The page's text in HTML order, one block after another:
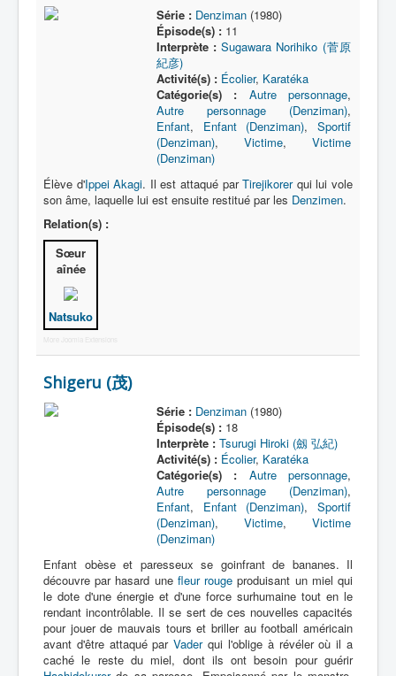
Monstre
Nom
Catégorie
Activité
Série : Denziman(1980)
Épisode(s) :11
Interprète : Sugawara Norihiko (菅原
紀彦)
Activité(s) : Écolier, Karatéka
Catégorie(s) :
Autre personnage,
Autre personnage (Denziman),
Enfant, Enfant (Denziman), Sportif
(Denziman), Victime, Victime
(Denziman)
Élève d'Ippei Akagi. Il est attaqué parTirejikorerqui lui vole
son âme, laquelle lui est ensuite restitué par les Denzimen.
Relation(s) :
Sœur
aînée
Natsuko
More Joomla Extensions
Shigeru (茂)
Série : Denziman(1980)
Épisode(s) :18
Interprète : Tsurugi Hiroki (劔 弘紀)
Activité(s) : Écolier, Karatéka
Catégorie(s) :
Autre personnage,
Autre personnage (Denziman),
Enfant, Enfant (Denziman), Sportif
(Denziman), Victime, Victime
(Denziman)
Enfant obèse et paresseux se goinfrant de bananes. Il
découvre par hasard une fleur rouge produisant un miel qui
le dote d'une énergie et d'une force surhumaine tout en le
rendant incontrôlable. Il se sert de ces nouvelles capacités
pour jouer de mauvais tours et briller au football américain
avant d'être attaqué parVaderqui l'oblige à révéler où il a
caché le reste du miel, dont ils ont besoin pour guérir